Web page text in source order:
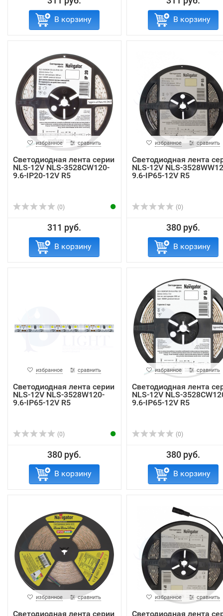
В корзину В корзину
избранное сравнить
Светодиодная лента серии
NLS-12V NLS-3528СW120-
9.6-IP20-12V R5
(0)
311 руб.
В корзину
избранное сравнить
Светодиодная лента
NLS-12V NLS-
9.6-IP65-12V R5
(0)
380 руб.
В корзину
избранное сравнить
Светодиодная лента серии
NLS-12V NLS-3528W120-
9.6-IP65-12V R5
(0)
380 руб.
В корзину
избранное сравнить
Светодиодная лента
NLS-12V NLS-
9.6-IP65-12V R5
(0)
380 руб.
В корзину
избранное сравнить
Светодиодная лента серии
избранное сравнить
Светодиодная лента